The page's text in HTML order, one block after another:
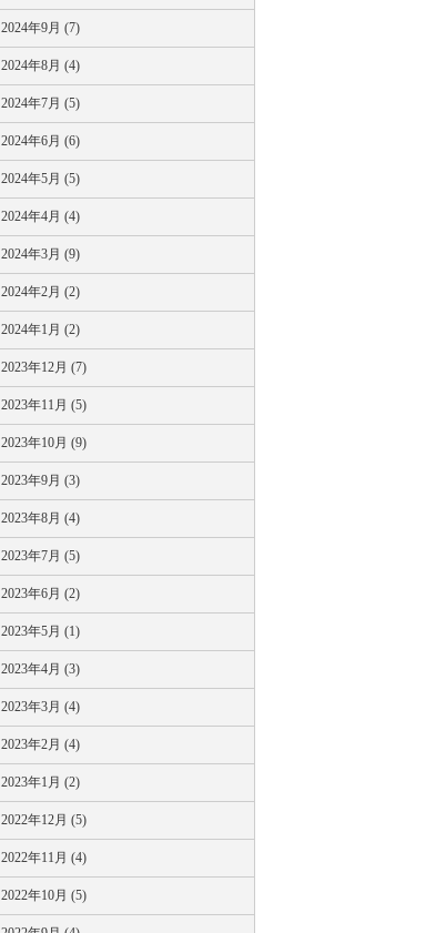
2024年9月 (7)
2024年8月 (4)
2024年7月 (5)
2024年6月 (6)
2024年5月 (5)
2024年4月 (4)
2024年3月 (9)
2024年2月 (2)
2024年1月 (2)
2023年12月 (7)
2023年11月 (5)
2023年10月 (9)
2023年9月 (3)
2023年8月 (4)
2023年7月 (5)
2023年6月 (2)
2023年5月 (1)
2023年4月 (3)
2023年3月 (4)
2023年2月 (4)
2023年1月 (2)
2022年12月 (5)
2022年11月 (4)
2022年10月 (5)